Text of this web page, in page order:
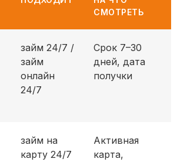
СМОТРЕТЬ
займ 24/7 /
займ
онлайн
24/7
Срок 7–30
дней, дата
получки
займ на
карту 24/7
Активная
карта,